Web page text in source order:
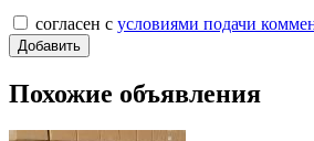
согласен с условиями подачи
Похожие объявления